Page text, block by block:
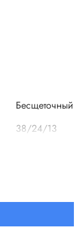
Бесщеточный
38/24/13